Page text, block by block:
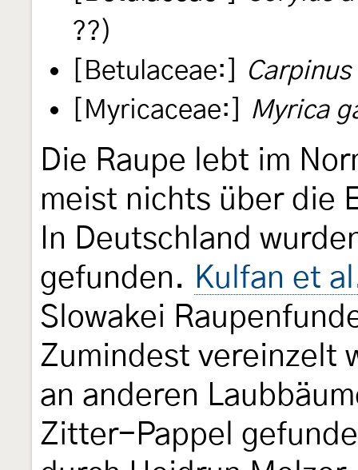
??)
[Betulaceae:]
[Myricaceae:]
Myrica
Die Raupe lebt im
meist nichts über die
In Deutschland
gefunden. Kulfan et
Slowakei
Zumindest vereinzelt
an anderen
Zitter-Pappel